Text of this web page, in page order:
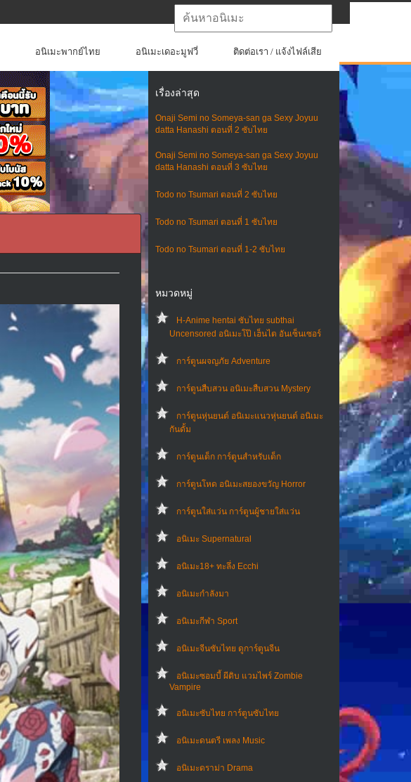
อนิเมะพากย์ไทย อนิเมะเดอะมูฟวี่ ติดต่อเรา / แจ้งไฟล์เสีย
เรื่องล่าสุด
Onaji Semi no Someya-san ga Sexy Joyuu
datta Hanashi ตอนที่ 2 ซับไทย
Onaji Semi no Someya-san ga Sexy Joyuu
datta Hanashi ตอนที่ 3 ซับไทย
Todo no Tsumari ตอนที่ 2 ซับไทย
Todo no Tsumari ตอนที่ 1 ซับไทย
Todo no Tsumari ตอนที่ 1-2 ซับไทย
หมวดหมู่
H-Anime hentai ซับไทย subthai
Uncensored อนิเมะโป๊ เฮ็นไต อันเซ็นเซอร์
การ์ตูนผจญภัย Adventure
การ์ตูนสืบสวน อนิเมะสืบสวน Mystery
การ์ตูนหุ่นยนต์ อนิเมะแนวหุ่นยนต์ อนิเมะ
กันดั้ม
การ์ตูนเด็ก การ์ตูนสำหรับเด็ก
การ์ตูนโหด อนิเมะสยองขวัญ Horror
การ์ตูนใส่แว่น การ์ตูนผู้ชายใส่แว่น
อนิเมะ Supernatural
อนิเมะ18+ ทะลึ่ง Ecchi
อนิเมะกำลังมา
อนิเมะกีฬา Sport
อนิเมะจีนซับไทย ดูการ์ตูนจีน
อนิเมะซอมบี้ ผีดิบ แวมไพร์ Zombie
Vampire
อนิเมะซับไทย การ์ตูนซับไทย
อนิเมะดนตรี เพลง Music
อนิเมะดราม่า Drama